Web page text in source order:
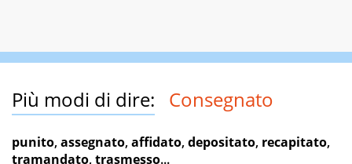
Più modi di dire: Consegnato
punito,assegnato,affidato,depositato, recapitato,
tramandato,trasmesso...